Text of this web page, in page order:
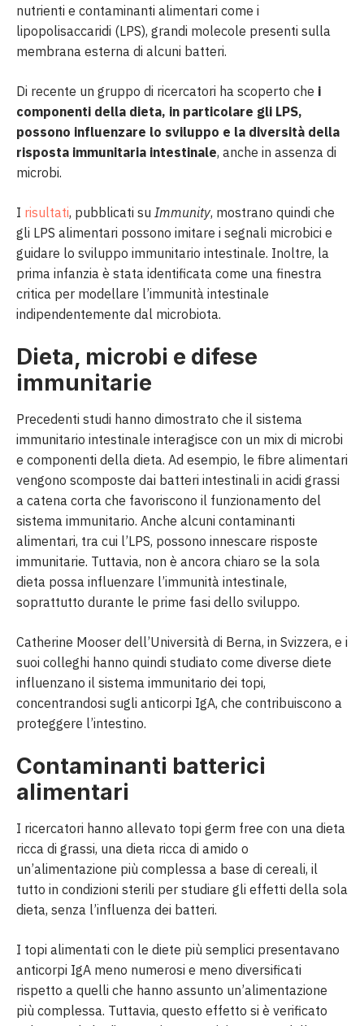
nutrienti e contaminanti alimentari come i
lipopolisaccaridi (LPS), grandi molecole presenti sulla
membrana esterna di alcuni batteri.
Di recente un gruppo di ricercatori ha scoperto che i
componenti della dieta, in particolare gli LPS,
possono influenzare lo sviluppo e la diversità della
risposta immunitaria intestinale, anche in assenza di
microbi.
I risultati, pubblicati su Immunity, mostrano quindi che
gli LPS alimentari possono imitare i segnali microbici e
guidare lo sviluppo immunitario intestinale. Inoltre, la
prima infanzia è stata identificata come una finestra
critica per modellare l’immunità intestinale
indipendentemente dal microbiota.
Dieta, microbi e difese
immunitarie
Precedenti studi hanno dimostrato che il sistema
immunitario intestinale interagisce con un mix di microbi
e componenti della dieta. Ad esempio, le fibre alimentari
vengono scomposte dai batteri intestinali in acidi grassi
a catena corta che favoriscono il funzionamento del
sistema immunitario. Anche alcuni contaminanti
alimentari, tra cui l’LPS, possono innescare risposte
immunitarie. Tuttavia, non è ancora chiaro se la sola
dieta possa influenzare l’immunità intestinale,
soprattutto durante le prime fasi dello sviluppo.
Catherine Mooser dell’Università di Berna, in Svizzera, e i
suoi colleghi hanno quindi studiato come diverse diete
influenzano il sistema immunitario dei topi,
concentrandosi sugli anticorpi IgA, che contribuiscono a
proteggere l’intestino.
Contaminanti batterici
alimentari
I ricercatori hanno allevato topi germ free con una dieta
ricca di grassi, una dieta ricca di amido o
un’alimentazione più complessa a base di cereali, il
tutto in condizioni sterili per studiare gli effetti della sola
dieta, senza l’influenza dei batteri.
I topi alimentati con le diete più semplici presentavano
anticorpi IgA meno numerosi e meno diversificati
rispetto a quelli che hanno assunto un’alimentazione
più complessa. Tuttavia, questo effetto si è verificato